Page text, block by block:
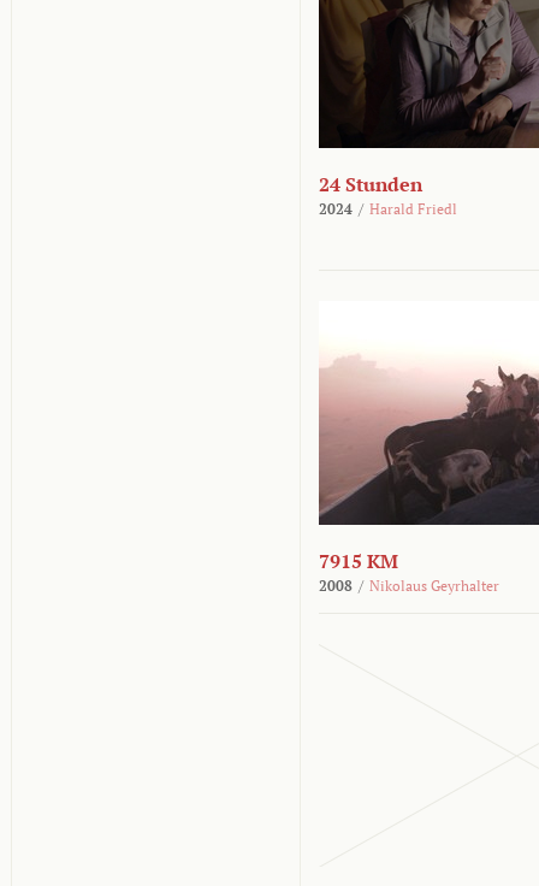
24 Stunden
2024 / Harald Friedl
7915 KM
2008 / Nikolaus Geyrhalter